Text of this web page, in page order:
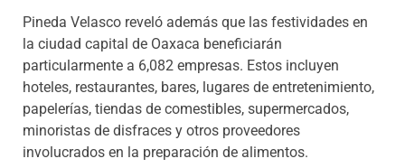
Pineda Velasco reveló además que las festividades en
la ciudad capital de Oaxaca beneficiarán
particularmente a 6,082 empresas. Estos incluyen
hoteles, restaurantes, bares, lugares de entretenimiento,
papelerías, tiendas de comestibles, supermercados,
minoristas de disfraces y otros proveedores
involucrados en la preparación de alimentos.